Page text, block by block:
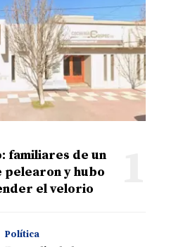
familiares de un
pelearon y hubo
el velorio
Política